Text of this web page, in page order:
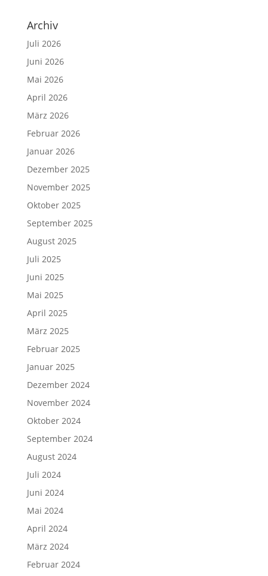
Archiv
Juli 2026
Juni 2026
Mai 2026
April 2026
März 2026
Februar 2026
Januar 2026
Dezember 2025
November 2025
Oktober 2025
September 2025
August 2025
Juli 2025
Juni 2025
Mai 2025
April 2025
März 2025
Februar 2025
Januar 2025
Dezember 2024
November 2024
Oktober 2024
September 2024
August 2024
Juli 2024
Juni 2024
Mai 2024
April 2024
März 2024
Februar 2024